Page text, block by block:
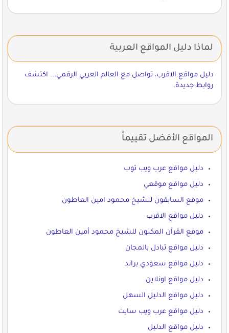
لماذا دليل المواقع العربية
دليل مواقع الاقرب، تواصل مع العالم العربي الرقمي... اكتشف
روابط جديدة.
المواقع الأفضل تقييماً
دليل مواقع عرب ويب توب
دليل مواقع موقعي
موقع السابقون للشيخ محمود امين العاطون
دليل مواقع الاقرب
موقع القرآن المكنون للشيخ محمود أمين العاطون
دليل مواقع تبادل بالمجان
دليل مواقع سعودي براند
دليل مواقع اونلاين
دليل مواقع الدليل السهل
دليل مواقع عرب ويب سايت
دليل مواقع الدليل